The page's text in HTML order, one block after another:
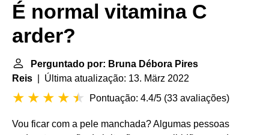
É normal vitamina C
arder?
Perguntado por: Bruna Débora Pires
Reis | Última atualização: 13. März 2022
Pontuação: 4.4/5 (33 avaliações)
Vou ficar com a pele manchada? Algumas pessoas